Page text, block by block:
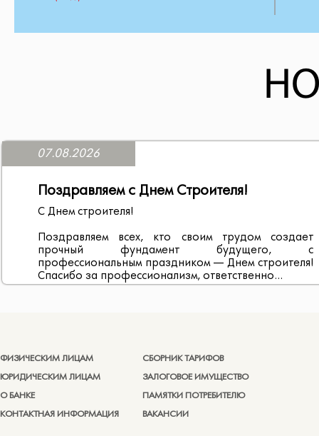
07.08.2026
Поздравляем с Днем Строителя!
С Днем строителя!
Поздравляем всех, кто своим трудом создает
прочный фундамент будущего, с
профессиональным праздником — Днем строителя!
Спасибо за профессионализм, ответственно...
ФИЗИЧЕСКИМ ЛИЦАМ
ЮРИДИЧЕСКИМ ЛИЦАМ
О БАНКЕ
КОНТАКТНАЯ ИНФОРМАЦИЯ
СБОРНИК ТАРИФОВ
ЗАЛОГОВОЕ ИМУЩЕСТВО
ПАМЯТКИ ПОТРЕБИТЕЛЮ
ВАКАНСИИ